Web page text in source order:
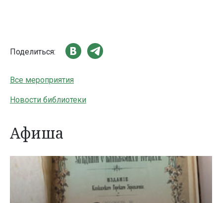
Поделиться:
Все мероприятия
Новости библиотеки
Афиша